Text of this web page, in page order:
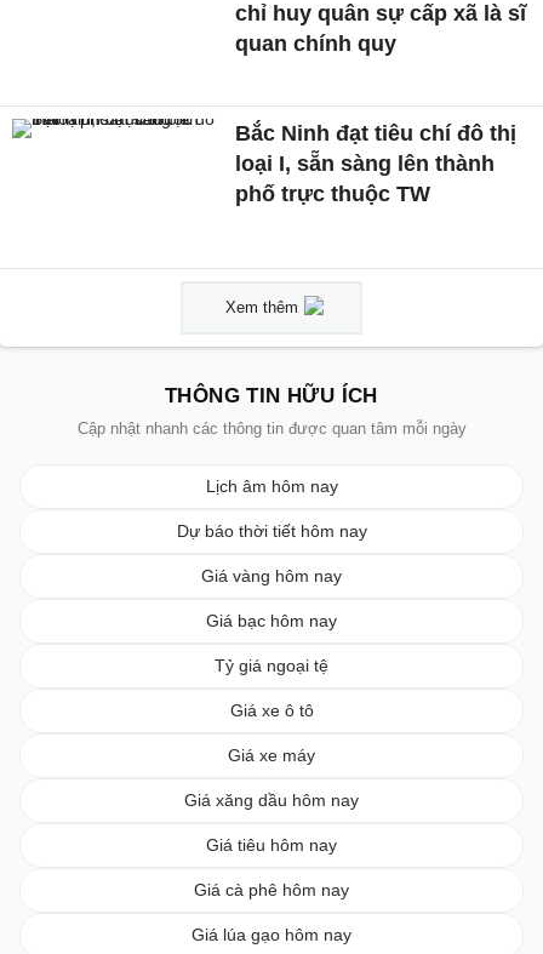
chỉ huy quân sự cấp xã là sĩ
quan chính quy
Bắc Ninh đạt tiêu chí đô thị
loại I, sẵn sàng lên thành
phố trực thuộc TW
Xem thêm
THÔNG TIN HỮU ÍCH
Cập nhật nhanh các thông tin được quan tâm mỗi ngày
Lịch âm hôm nay
Dự báo thời tiết hôm nay
Giá vàng hôm nay
Giá bạc hôm nay
Tỷ giá ngoại tệ
Giá xe ô tô
Giá xe máy
Giá xăng dầu hôm nay
Giá tiêu hôm nay
Giá cà phê hôm nay
Giá lúa gạo hôm nay